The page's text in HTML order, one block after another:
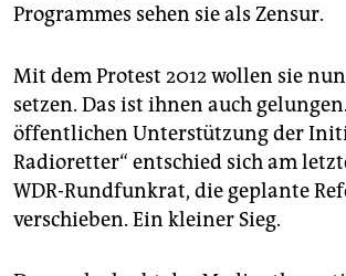
Programmes sehen sie als Zensur.
Mit dem Protest 2012 wollen sie
setzen. Das ist ihnen auch
öffentlichen Unterstützung der
Radioretter“ entschied sich am
WDR-Rundfunkrat, die geplante
verschieben. Ein kleiner Sieg.